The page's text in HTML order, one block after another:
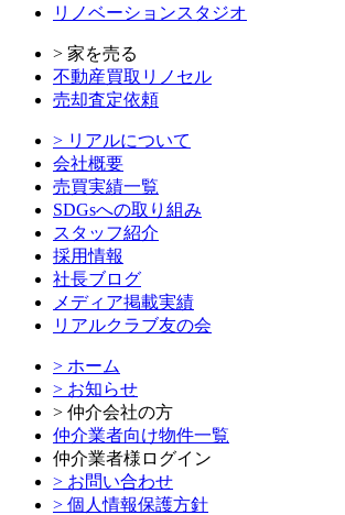
リノベーションスタジオ
> 家を売る
不動産買取リノセル
売却査定依頼
> リアルについて
会社概要
売買実績一覧
SDGsへの取り組み
スタッフ紹介
採用情報
社長ブログ
メディア掲載実績
リアルクラブ友の会
> ホーム
> お知らせ
> 仲介会社の方
仲介業者向け物件一覧
仲介業者様ログイン
> お問い合わせ
> 個人情報保護方針